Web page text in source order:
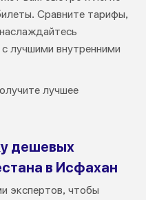
Сравните тарифы,
лучшими внутренними
лучшее
дешевых
в Исфахан
экспертов, чтобы